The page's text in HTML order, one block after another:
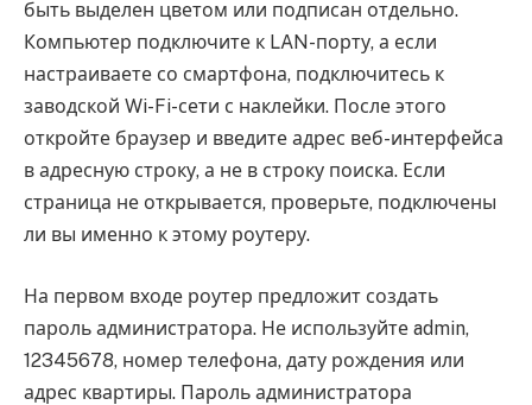
быть выделен цветом или подписан отдельно.
Компьютер подключите к LAN-порту, а если
настраиваете со смартфона, подключитесь к
заводской Wi-Fi-сети с наклейки. После этого
откройте браузер и введите адрес веб-интерфейса
в адресную строку, а не в строку поиска. Если
страница не открывается, проверьте, подключены
ли вы именно к этому роутеру.
На первом входе роутер предложит создать
пароль администратора. Не используйте admin,
12345678, номер телефона, дату рождения или
адрес квартиры. Пароль администратора